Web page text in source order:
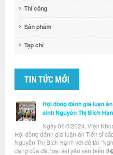
Thi công
Sản phẩm
Tạp chí
TIN TỨC MỚI
Hội đồng đánh giá luận
sinh Nguyễn Thị Bích
Ngày 06/5/2024, Viện
Hội đồng đánh giá luận án Tiến sĩ
Nguyễn Thị Bích Hạnh với đề tài
dạng của đất loại sét yếu ven biển